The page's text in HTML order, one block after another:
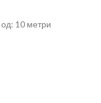
од: 10 метри